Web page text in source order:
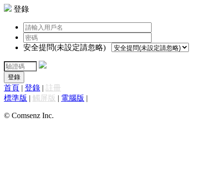
登錄
安全提問(未設定請忽略)
登錄
首頁 | 登錄 | 註冊
標準版 | 觸屏版 | 電腦版 |
© Comsenz Inc.